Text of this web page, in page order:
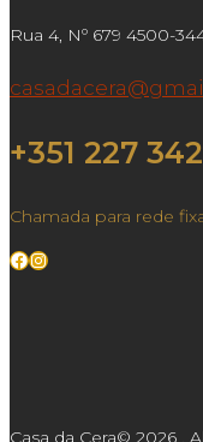
Rua 4, Nº 679 4500-
+351 227
Chamada para rede
Facebook
Instagram
Casa da Cera© 2026 .